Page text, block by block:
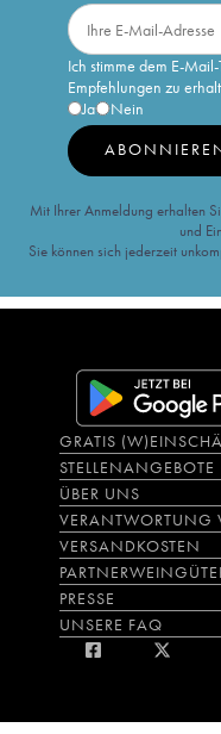
Ich stimme dem E-
Empfehlungen zu
Ja
Nein
Mit Ihrer Anmeldung erhalten
und
Sie können sich jederzeit
GRATIS
STELLENANGEBOTE
ÜBER UNS
VERANTWORTUNG
VERSANDKOSTEN
PRESSE
UNSERE FAQ